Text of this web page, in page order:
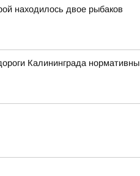
находилось двое рыбаков
Калининграда нормативны